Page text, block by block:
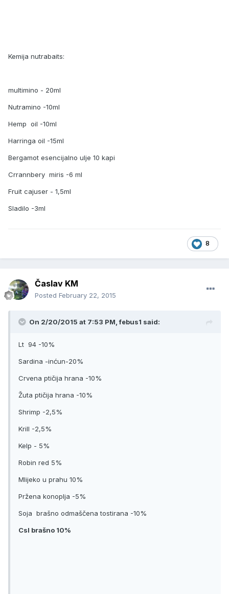
Kemija nutrabaits:
multimino - 20ml
Nutramino -10ml
Hemp oil -10ml
Harringa oil -15ml
Bergamot esencijalno ulje 10 kapi
Crrannbery miris -6 ml
Fruit cajuser - 1,5ml
Sladilo -3ml
8
Časlav KM
Posted February 22, 2015
On 2/20/2015 at 7:53 PM, febus1 said:
Lt 94 -10%
Sardina -inćun-20%
Crvena ptičija hrana -10%
Žuta ptičija hrana -10%
Shrimp -2,5%
Krill -2,5%
Kelp - 5%
Robin red 5%
Mlijeko u prahu 10%
Pržena konoplja -5%
Soja brašno odmaščena tostirana -10%
Csl brašno 10%